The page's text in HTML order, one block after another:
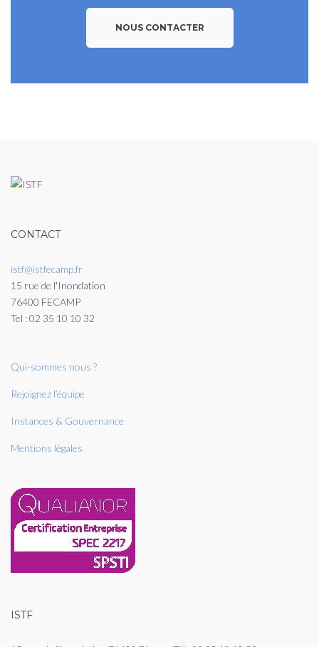
NOUS CONTACTER
CONTACT
istf@istfecamp.fr
15 rue de l'Inondation
76400 FECAMP
Tel : 02 35 10 10 32
Qui-sommes nous ?
Rejoignez l’équipe
Instances & Gouvernance
Mentions légales
ISTF